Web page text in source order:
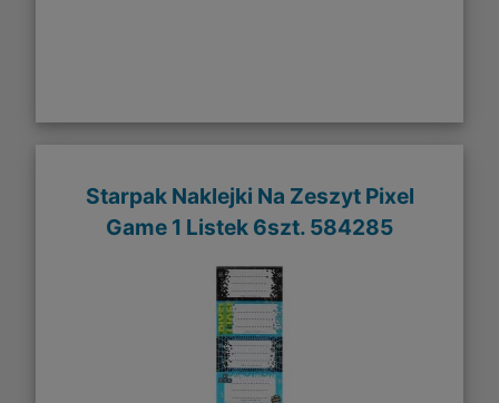
Starpak Naklejki Na Zeszyt Pixel
Game 1 Listek 6szt. 584285